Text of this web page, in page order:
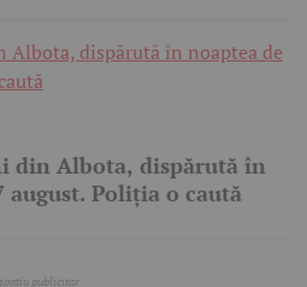
din Albota, dispărută în
august. Poliția o caută